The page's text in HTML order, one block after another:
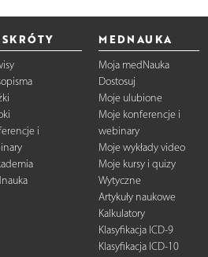
i
MEDNAUKA
Moja medNauka
Dostosuj
Moje ulubione
Moje konferencje i
webinary
Moje wykłady video
Moje kursy i quizy
Wytyczne
Artykuły naukowe
Kalkulatory
Klasyfikacja ICD-9
Klasyfikacja ICD-10